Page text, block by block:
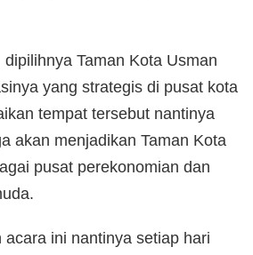
Taman Kota Usman
yang strategis di pusat kota
tempat tersebut nantinya
akan menjadikan Taman Kota
pusat perekonomian dan
acara ini nantinya setiap hari